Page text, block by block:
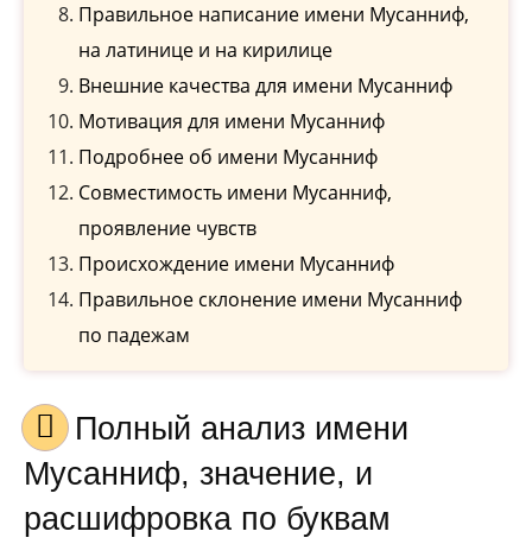
Правильное написание имени Мусанниф,
на латинице и на кирилице
Внешние качества для имени Мусанниф
Мотивация для имени Мусанниф
Подробнее об имени Мусанниф
Совместимость имени Мусанниф,
проявление чувств
Происхождение имени Мусанниф
Правильное склонение имени Мусанниф
по падежам
Полный анализ имени
Мусанниф, значение, и
расшифровка по буквам